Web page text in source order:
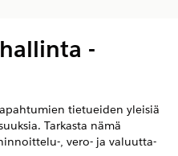
-
tietueiden yleisiä
Tarkasta nämä
, vero- ja valuutta-